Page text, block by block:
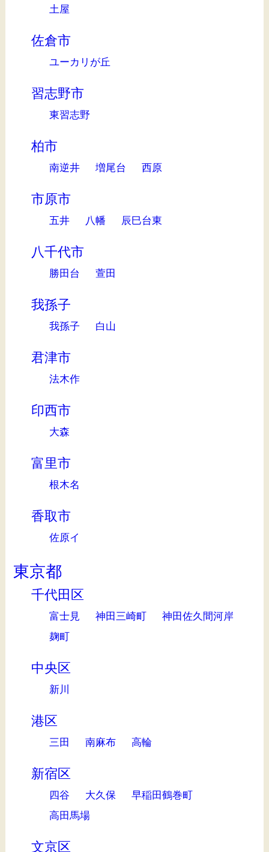
土屋
佐倉市
ユーカリが丘
習志野市
東習志野
柏市
南逆井 増尾台 西原
市原市
五井 八幡 辰巳台東
八千代市
勝田台 萱田
我孫子
我孫子 白山
君津市
法木作
印西市
大森
富里市
根木名
香取市
佐原イ
東京都
千代田区
富士見 神田三崎町
神田佐久間河岸
麹町
中央区
新川
港区
三田 南麻布 高輪
新宿区
四谷 大久保
早稲田鶴巻町
高田馬場
文京区